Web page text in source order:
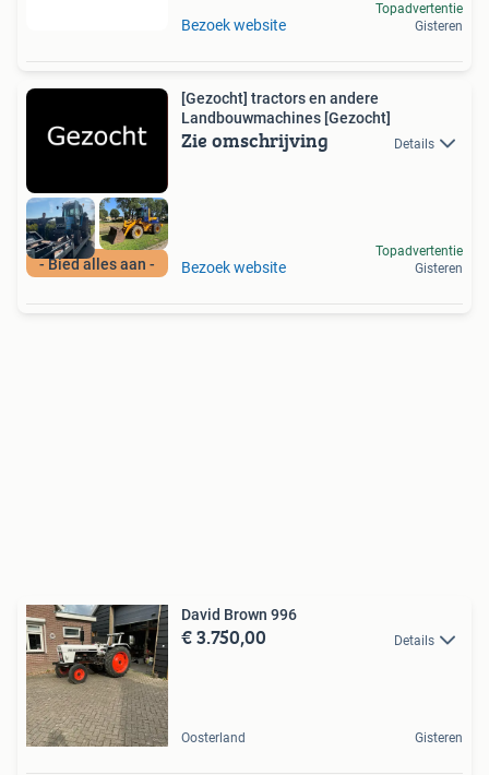
Bezoek website
Topadvertentie
Gisteren
- Bied alles aan -
[Gezocht] tractors en andere
Landbouwmachines [Gezocht]
Zie omschrijving Details
Bezoek website
Topadvertentie
Gisteren
David Brown 996
€ 3.750,00 Details
Oosterland Gisteren